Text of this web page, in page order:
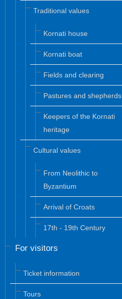
Traditional values
Kornati house
Kornati boat
Fields and clearing
Pastures and shepherds
Keepers of the Kornati
heritage
Cultural values
From Neolithic to
Byzantium
Arrival of Croats
17th - 19th Century
For visitors
Ticket information
Tours